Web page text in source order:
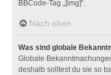
BBCode-Tag „[img]“.
Nach oben
Was sind globale
Globale
deshalb solltest du sie so